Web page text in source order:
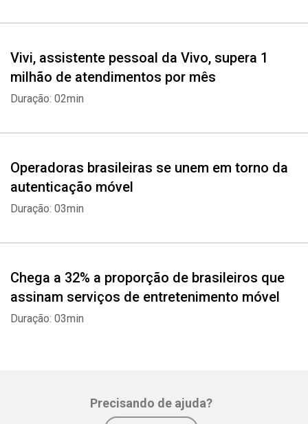
Vivi, assistente pessoal da Vivo, supera 1
milhão de atendimentos por mês
Duração: 02min
Operadoras brasileiras se unem em torno da
autenticação móvel
Duração: 03min
Chega a 32% a proporção de brasileiros que
assinam serviços de entretenimento móvel
Duração: 03min
Precisando de ajuda?
Whatsapp